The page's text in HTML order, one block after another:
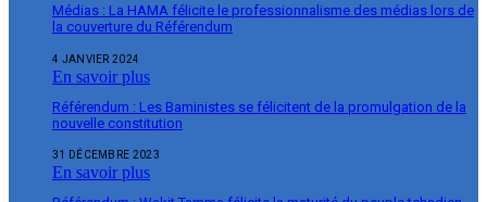
Médias : La HAMA félicite le professionnalisme des médias lors de
la couverture du Référendum
4 JANVIER 2024
En savoir plus
Référendum : Les Baministes se félicitent de la promulgation de la
nouvelle constitution
31 DÉCEMBRE 2023
En savoir plus